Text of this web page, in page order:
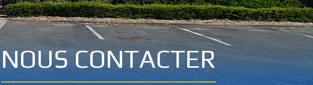
NOUS CONTACTER